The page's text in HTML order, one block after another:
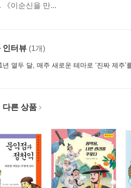
지 말라
의 슬픔
단까지_국민보도연맹 학살과 예비검속
아진다
주 여성운동의 역사
《이순신을 만...
인터뷰 (1개)
1년 열두 달, 매주 새로운 테마로 ‘진짜 제주’
다른 상품